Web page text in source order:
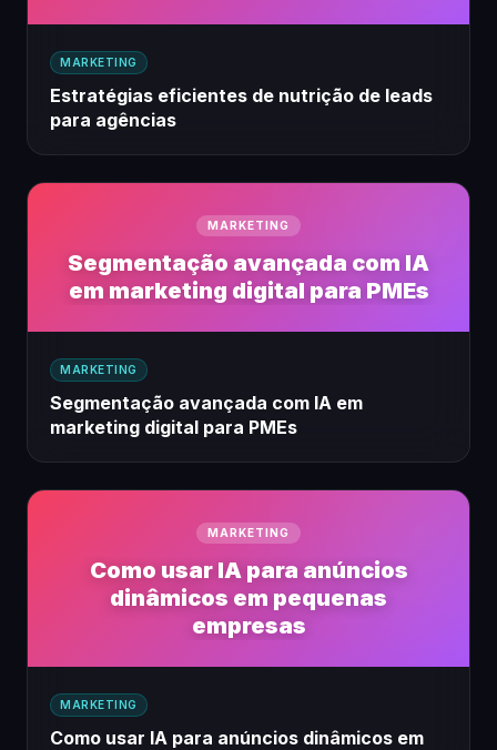
MARKETING
Estratégias eficientes de nutrição de leads
para agências
MARKETING
Segmentação avançada com IA
em marketing digital para PMEs
MARKETING
Segmentação avançada com IA em
marketing digital para PMEs
MARKETING
Como usar IA para anúncios
dinâmicos em pequenas
empresas
MARKETING
Como usar IA para anúncios dinâmicos em